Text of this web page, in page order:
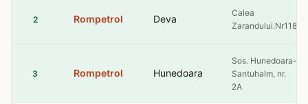
2 Rompetrol Deva
Calea
Zarandului.Nr118
3 Rompetrol Hunedoara
Sos. Hunedoara-
Santuhalm, nr.
2A